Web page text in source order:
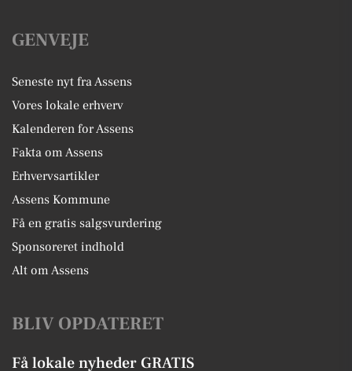
GENVEJE
Seneste nyt fra Assens
Vores lokale erhverv
Kalenderen for Assens
Fakta om Assens
Erhvervsartikler
Assens Kommune
Få en gratis salgsvurdering
Sponsoreret indhold
Alt om Assens
BLIV OPDATERET
Få lokale nyheder GRATIS